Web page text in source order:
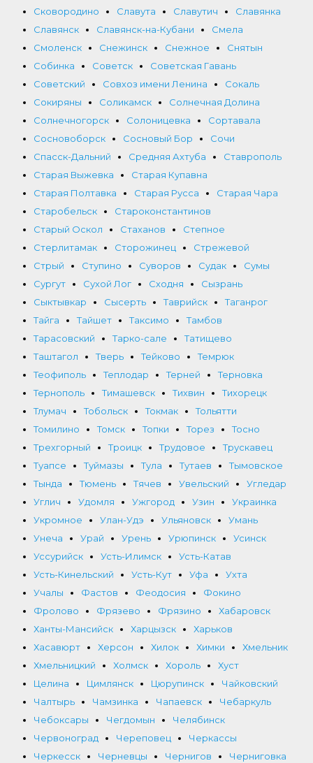
Сковородино
Славута Славутич
Славянка
Славянск
Славянск-на-Кубани
Смела
Смоленск
Снежинск Снежное
Снятын
Собинка
Советск
Советская Гавань
Советский
Совхоз имени Ленина
Сокаль
Сокиряны
Соликамск
Солнечная Долина
Солнечногорск
Солоницевка
Сортавала
Сосновоборск
Сосновый Бор
Сочи
Спасск-Дальний
Средняя Ахтуба
Ставрополь
Старая Выжевка
Старая Купавна
Старая Полтавка
Старая Русса
Старая Чара
Старобельск
Староконстантинов
Старый Оскол
Стаханов
Степное
Стерлитамак
Сторожинец
Стрежевой
Стрый
Ступино Суворов Судак
Сумы
Сургут
Сухой Лог Сходня
Сызрань
Сыктывкар
Сысерть Таврийск
Таганрог
Тайга
Тайшет Таксимо
Тамбов
Тарасовский
Тарко-сале
Татищево
Таштагол
Тверь Тейково
Темрюк
Теофиполь
Теплодар Терней
Терновка
Тернополь
Тимашевск Тихвин
Тихорецк
Тлумач
Тобольск Токмак
Тольятти
Томилино
Томск Топки Торез
Тосно
Трехгорный
Троицк Трудовое
Трускавец
Туапсе
Туймазы Тула Тутаев
Тымовское
Тында
Тюмень Тячев Увельский
Угледар
Углич
Удомля Ужгород Узин
Украинка
Укромное
Улан-Удэ Ульяновск
Умань
Унеча
Урай Урень Урюпинск
Усинск
Уссурийск
Усть-Илимск
Усть-Катав
Усть-Кинельский
Усть-Кут Уфа
Ухта
Учалы
Фастов Феодосия
Фокино
Фролово
Фрязево Фрязино
Хабаровск
Ханты-Мансийск
Харцызск
Харьков
Хасавюрт
Херсон Хилок Химки
Хмельник
Хмельницкий
Холмск Хороль
Хуст
Целина
Цимлянск Цюрупинск
Чайковский
Чалтырь
Чамзинка Чапаевск
Чебаркуль
Чебоксары
Чегдомын
Челябинск
Червоноград
Череповец
Черкассы
Черкесск
Черневцы Чернигов
Черниговка